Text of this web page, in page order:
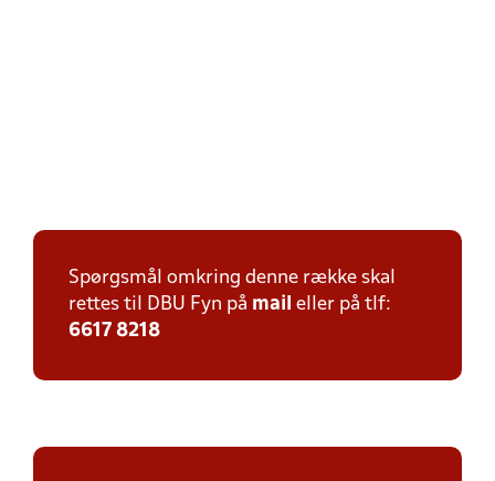
Spørgsmål omkring denne række skal
rettes til DBU Fyn på mail eller på tlf:
6617 8218